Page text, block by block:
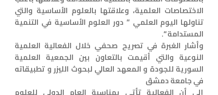
الاختصاصات العلمية، وعلاقتها بالعلوم الأساسية والتي
تناولها اليوم العلمي ” دور العلوم الأساسية في التنمية
المستدامة “.
وأشار الغبرة في تصريح صحفي خلال الفعالية العلمية
النوعية والتي أقيمت بالتعاون بين الجمعية العلمية
السورية للجودة و المعهد العالي لبحوث الليزر و تطبيقاته
في جامعة دمشق
إلى أن الفعالية تأتي بمناسبة العام الدولي للعلوم